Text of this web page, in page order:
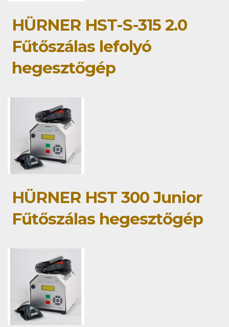
HÜRNER HST-S-315 2.0
Fűtőszálas lefolyó
hegesztőgép
HÜRNER HST 300 Junior
Fűtőszálas hegesztőgép